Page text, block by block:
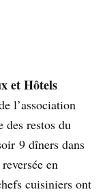
et Hôtels
l’association
restos du
9 dîners dans
en
cuisiniers ont